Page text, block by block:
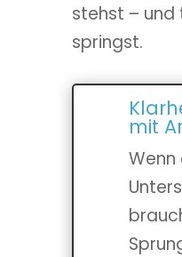
stehst –
springst.
mit
Wenn